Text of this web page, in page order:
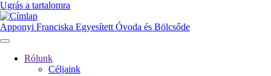
Ugrás a tartalomra
Apponyi Franciska Egyesített Óvoda és Bölcsőde
Rólunk
Céljaink